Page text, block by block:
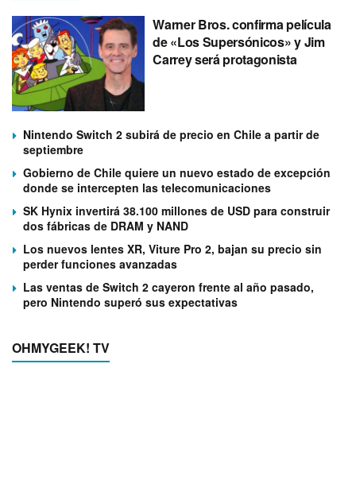
Warner Bros. confirma película
de «Los Supersónicos» y Jim
Carrey será protagonista
Nintendo Switch 2 subirá de precio en Chile a partir de
septiembre
Gobierno de Chile quiere un nuevo estado de excepción
donde se intercepten las telecomunicaciones
SK Hynix invertirá 38.100 millones de USD para construir
dos fábricas de DRAM y NAND
Los nuevos lentes XR, Viture Pro 2, bajan su precio sin
perder funciones avanzadas
Las ventas de Switch 2 cayeron frente al año pasado,
pero Nintendo superó sus expectativas
OHMYGEEK! TV